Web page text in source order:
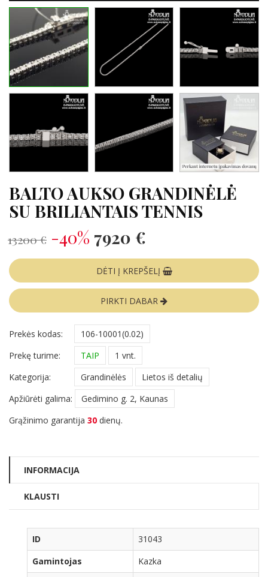
BALTO AUKSO GRANDINĖLĖ
SU BRILIANTAIS TENNIS
13200 € -40% 7920 €
DĖTI Į KREPŠELĮ
PIRKTI DABAR
Prekės kodas:
106-10001(0.02)
Prekę turime:
TAIP
1 vnt.
Kategorija:
Grandinėlės
Lietos iš detalių
Apžiūrėti galima:
Gedimino g. 2, Kaunas
Grąžinimo garantija 30 dienų.
INFORMACIJA
KLAUSTI
ID
31043
Gamintojas
Kazka